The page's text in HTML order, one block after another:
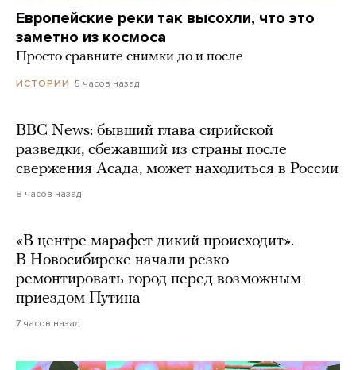
Европейские реки так высохли, что это
заметно из космоса
Просто сравните снимки до и после
ИСТОРИИ 5 часов назад
BBC News: бывший глава сирийской
разведки, сбежавший из страны после
свержения Асада, может находиться в России
8 часов назад
«В центре марафет дикий происходит».
В Новосибирске начали резко
ремонтировать город перед возможным
приездом Путина
7 часов назад